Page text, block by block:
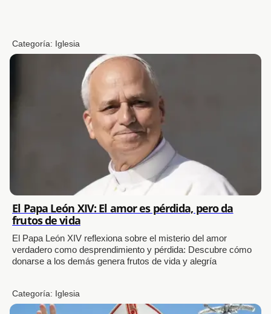
Categoría: Iglesia
El Papa León XIV: El amor es pérdida, pero da
frutos de vida
El Papa León XIV reflexiona sobre el misterio del amor
verdadero como desprendimiento y pérdida: Descubre cómo
donarse a los demás genera frutos de vida y alegría
Categoría: Iglesia